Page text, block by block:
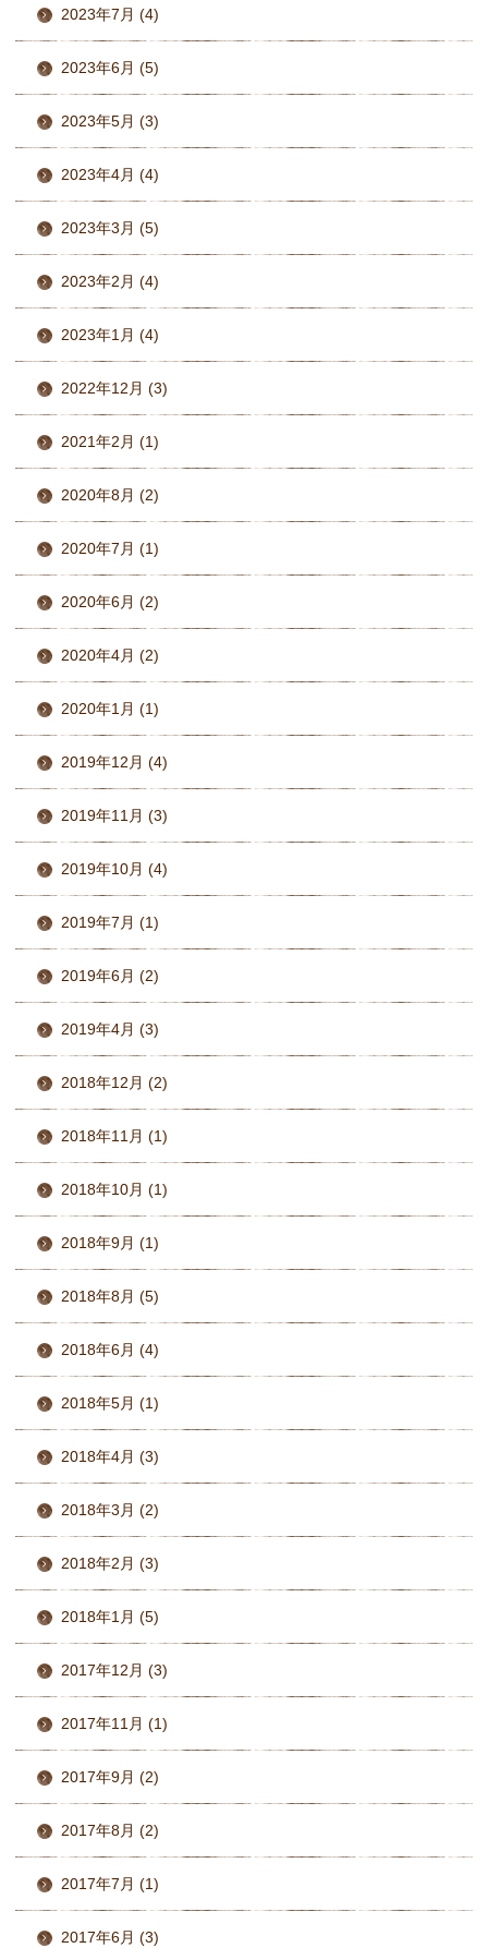
2023年7月 (4)
2023年6月 (5)
2023年5月 (3)
2023年4月 (4)
2023年3月 (5)
2023年2月 (4)
2023年1月 (4)
2022年12月 (3)
2021年2月 (1)
2020年8月 (2)
2020年7月 (1)
2020年6月 (2)
2020年4月 (2)
2020年1月 (1)
2019年12月 (4)
2019年11月 (3)
2019年10月 (4)
2019年7月 (1)
2019年6月 (2)
2019年4月 (3)
2018年12月 (2)
2018年11月 (1)
2018年10月 (1)
2018年9月 (1)
2018年8月 (5)
2018年6月 (4)
2018年5月 (1)
2018年4月 (3)
2018年3月 (2)
2018年2月 (3)
2018年1月 (5)
2017年12月 (3)
2017年11月 (1)
2017年9月 (2)
2017年8月 (2)
2017年7月 (1)
2017年6月 (3)